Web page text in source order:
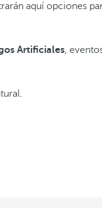
aquí opciones
Artificiales,